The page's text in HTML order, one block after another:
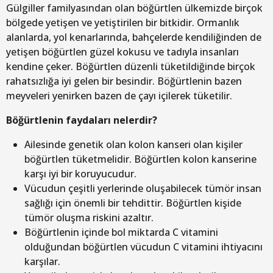
Gülgiller familyasından olan böğürtlen ülkemizde birçok
bölgede yetişen ve yetiştirilen bir bitkidir. Ormanlık
alanlarda, yol kenarlarında, bahçelerde kendiliğinden de
yetişen böğürtlen güzel kokusu ve tadıyla insanları
kendine çeker. Böğürtlen düzenli tüketildiğinde birçok
rahatsızlığa iyi gelen bir besindir. Böğürtlenin bazen
meyveleri yenirken bazen de çayı içilerek tüketilir.
Böğürtlenin faydaları nelerdir?
Ailesinde genetik olan kolon kanseri olan kişiler
böğürtlen tüketmelidir. Böğürtlen kolon kanserine
karşı iyi bir koruyucudur.
Vücudun çeşitli yerlerinde oluşabilecek tümör insan
sağlığı için önemli bir tehdittir. Böğürtlen kişide
tümör oluşma riskini azaltır.
Böğürtlenin içinde bol miktarda C vitamini
olduğundan böğürtlen vücudun C vitamini ihtiyacını
karşılar.